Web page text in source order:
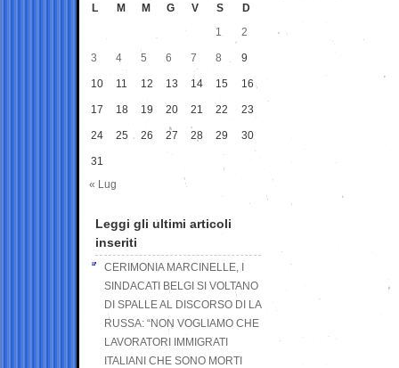
L M M G V S
D
1
2
3 4 5 6 7 8 9
10 11 12 13 14 15 16
17 18 19 20 21 22 23
24 25 26 27 28 29 30
31
« Lug
Leggi gli ultimi articoli
inseriti
CERIMONIA MARCINELLE, I
SINDACATI BELGI SI VOLTANO
DI SPALLE AL DISCORSO DI LA
RUSSA: “NON VOGLIAMO CHE
LAVORATORI IMMIGRATI
ITALIANI CHE SONO MORTI